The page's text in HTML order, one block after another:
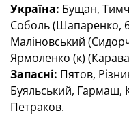
Україна: Бущан,
Соболь (Шапаренко,
Маліновський
Ярмоленко (к)
Запасні: Пятов,
Буяльський, Гармаш,
Петраков.